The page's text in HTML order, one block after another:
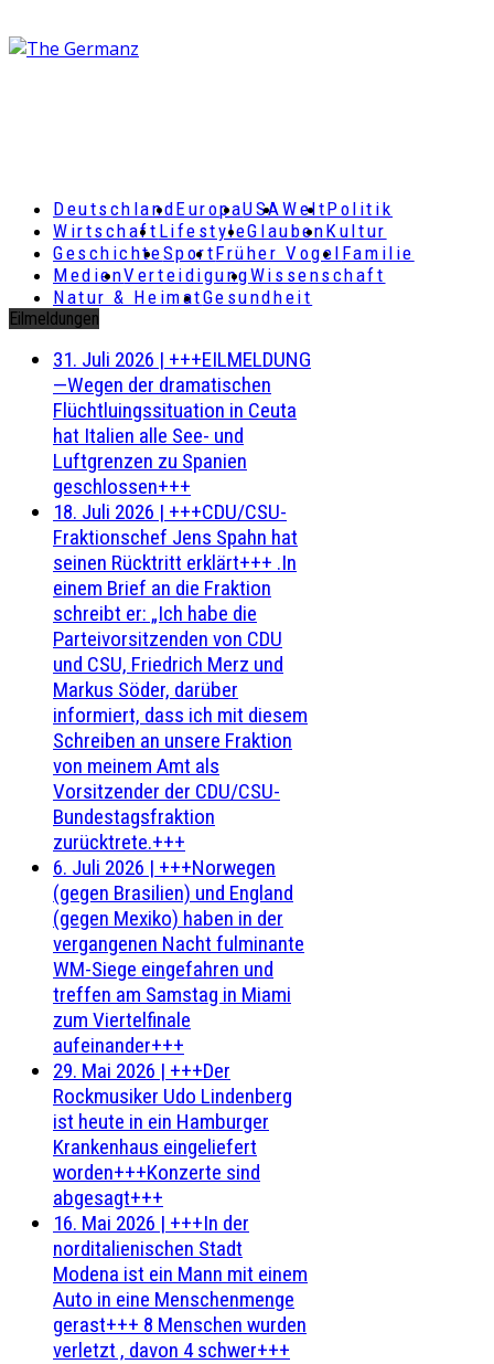
DeutschlandEuropaUSAWeltPolitik
Wirtschaft LifestyleGlaubenKultur
GeschichteSportFrüher Vogel Familie
MedienVerteidigungWissenschaft
Natur & HeimatGesundheit
Eilmeldungen
31. Juli 2026 | +++EILMELDUNG
—Wegen der dramatischen
Flüchtluingssituation in Ceuta
hat Italien alle See- und
Luftgrenzen zu Spanien
geschlossen+++
18. Juli 2026 | +++CDU/CSU-
Fraktionschef Jens Spahn hat
seinen Rücktritt erklärt+++ .In
einem Brief an die Fraktion
schreibt er: „Ich habe die
Parteivorsitzenden von CDU
und CSU, Friedrich Merz und
Markus Söder, darüber
informiert, dass ich mit diesem
Schreiben an unsere Fraktion
von meinem Amt als
Vorsitzender der CDU/CSU-
Bundestagsfraktion
zurücktrete.+++
6. Juli 2026 | +++Norwegen
(gegen Brasilien) und England
(gegen Mexiko) haben in der
vergangenen Nacht fulminante
WM-Siege eingefahren und
treffen am Samstag in Miami
zum Viertelfinale
aufeinander+++
29. Mai 2026 | +++Der
Rockmusiker Udo Lindenberg
ist heute in ein Hamburger
Krankenhaus eingeliefert
worden+++Konzerte sind
abgesagt+++
16. Mai 2026 | +++In der
norditalienischen Stadt
Modena ist ein Mann mit einem
Auto in eine Menschenmenge
gerast+++ 8 Menschen wurden
verletzt , davon 4 schwer+++